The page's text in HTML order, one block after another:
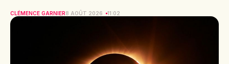
CLÉMENCE GARNIER8 AOÛT 2026 11:02